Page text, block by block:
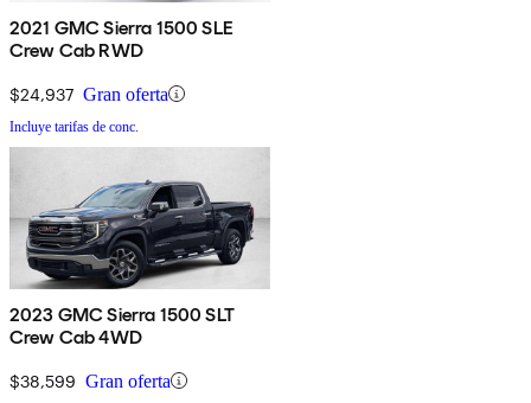
2021 GMC Sierra 1500 SLE
Crew Cab RWD
$24,937 Gran oferta
Incluye tarifas de conc.
2023 GMC Sierra 1500 SLT
Crew Cab 4WD
$38,599 Gran oferta